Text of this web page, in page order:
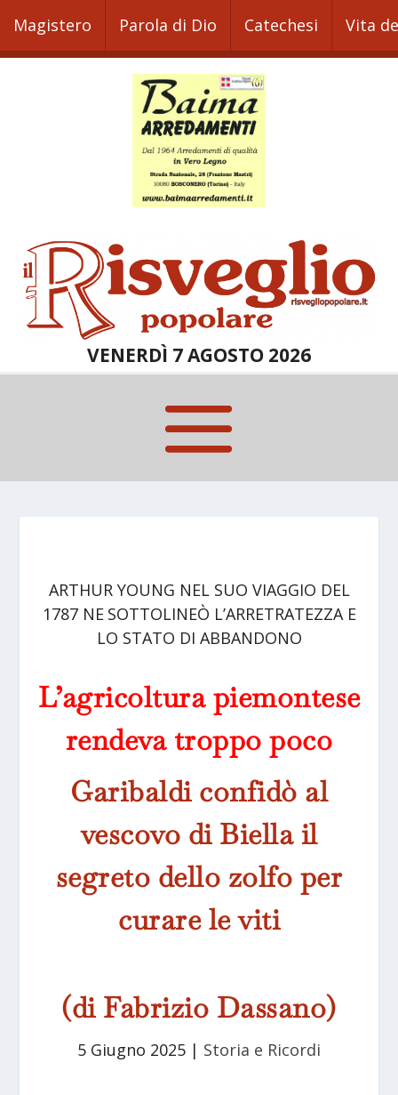
Magistero Parola di Dio Catechesi Vita
VENERDÌ 7 AGOSTO 2026
ARTHUR YOUNG NEL SUO VIAGGIO DEL
1787 NE SOTTOLINEÒ L’ARRETRATEZZA E
LO STATO DI ABBANDONO
L’agricoltura piemontese
rendeva troppo poco
Garibaldi confidò al
vescovo di Biella il
segreto dello zolfo per
curare le viti
(di Fabrizio Dassano)
5 Giugno 2025 | Storia e Ricordi